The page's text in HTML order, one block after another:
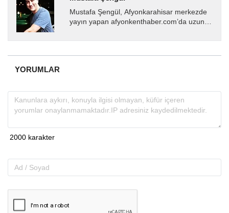
Mustafa Şengül, Afyonkarahisar merkezde
yayın yapan afyonkenthaber.com’da uzun
almakta, haber akışı...
YORUMLAR